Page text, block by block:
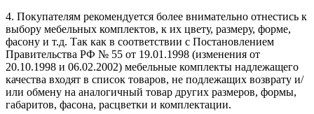
4. Покупателям рекомендуется более внимательно отнестись к
выбору мебельных комплектов, к их цвету, размеру, форме,
фасону и т.д. Так как в соответствии с Постановлением
Правительства РФ № 55 от 19.01.1998 (изменения от
20.10.1998 и 06.02.2002) мебельные комплекты надлежащего
качества входят в список товаров, не подлежащих возврату и/
или обмену на аналогичный товар других размеров, формы,
габаритов, фасона, расцветки и комплектации.